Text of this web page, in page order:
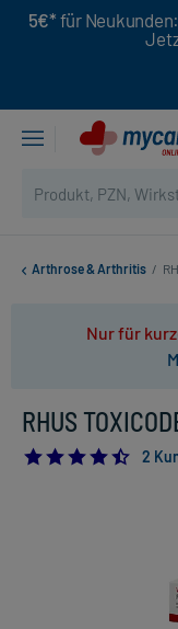
5€* für
Arthrose & Arthritis /
Nur für
RHUS
4.5
2